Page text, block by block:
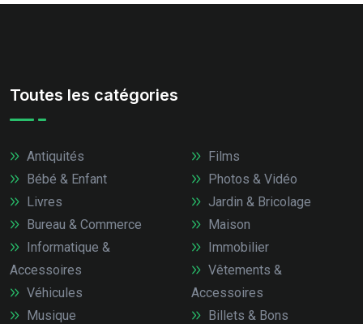
Toutes les catégories
Antiquités
Bébé & Enfant
Livres
Bureau & Commerce
Informatique &
Accessoires
Véhicules
Films
Photos & Vidéo
Jardin & Bricolage
Maison
Immobilier
Vêtements &
Accessoires
Musique
Billets & Bons